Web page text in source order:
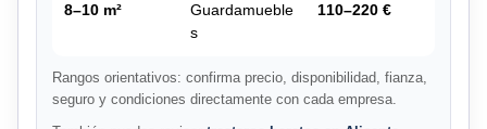
8–10 m²
Guardamueble
s
110–220 €
Rangos orientativos: confirma precio, disponibilidad, fianza,
seguro y condiciones directamente con cada empresa.